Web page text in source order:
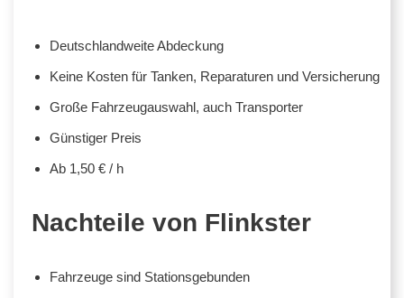
Deutschlandweite Abdeckung
Keine Kosten für Tanken, Reparaturen und Versicherung
Große Fahrzeugauswahl, auch Transporter
Günstiger Preis
Ab 1,50 € / h
Nachteile von Flinkster
Fahrzeuge sind Stationsgebunden